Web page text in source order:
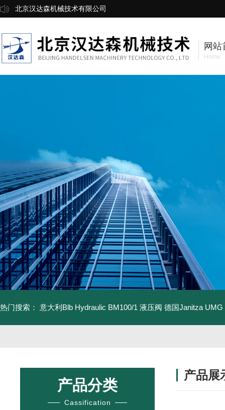
北京汉达森机械技术有限公司
网站
Home
热门搜索： 意大利Blb Hydraulic BM100/1 液压阀 德国Janitza UMG
产品分类
Cassification
产品展